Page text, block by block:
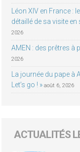
Léon XIV en France :
détaillé de sa visite en
2026
AMEN : des prêtres à
2026
La journée du pape à
Let’s go ! » août 6, 2026
ACTUALITÉS